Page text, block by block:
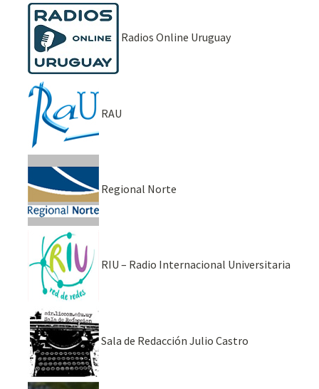
Radios Online Uruguay
RAU
Regional Norte
RIU – Radio Internacional Universitaria
Sala de Redacción Julio Castro